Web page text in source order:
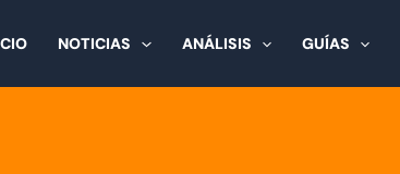
NOTICIAS ANÁLISIS GUÍAS